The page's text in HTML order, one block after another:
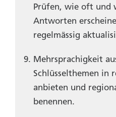
Prüfen, wie oft und
Antworten
regelmässig
Mehrsprachigkeit
Schlüsselthemen in
anbieten und
benennen.